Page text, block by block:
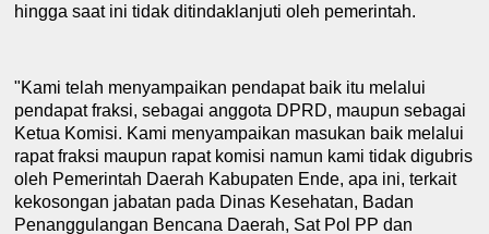
hingga saat ini tidak ditindaklanjuti oleh pemerintah.
"Kami telah menyampaikan pendapat baik itu melalui
pendapat fraksi, sebagai anggota DPRD, maupun sebagai
Ketua Komisi. Kami menyampaikan masukan baik melalui
rapat fraksi maupun rapat komisi namun kami tidak digubris
oleh Pemerintah Daerah Kabupaten Ende, apa ini, terkait
kekosongan jabatan pada Dinas Kesehatan, Badan
Penanggulangan Bencana Daerah, Sat Pol PP dan